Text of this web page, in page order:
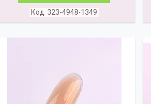
323-4948-1349